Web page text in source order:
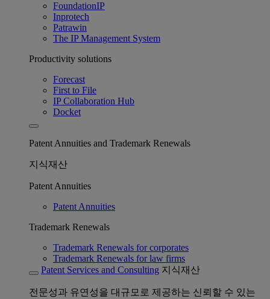
FoundationIP
Inprotech
Patrawin
The IP Management System
Productivity solutions
Forecast
First to File
IP Collaboration Hub
Docket
Patent Annuities and Trademark Renewals
지식재산
Patent Annuities
Patent Annuities
Trademark Renewals
Trademark Renewals for corporates
Trademark Renewals for law firms
Patent Services and Consulting 지식재산
전문성과 유연성을 대규모로 제공하는 신뢰할 수 있는